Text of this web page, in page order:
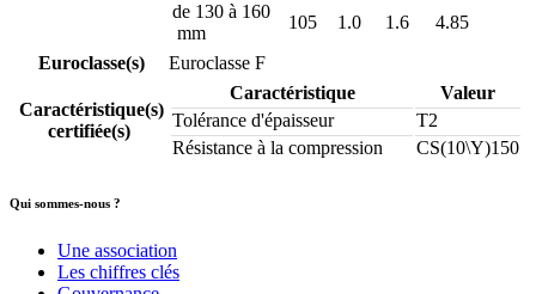
de 130 à 160
mm
105 1.0 1.6
4.85
Euroclasse(s)
Euroclasse F
Caractéristique(s)
certifiée(s)
Caractéristique
Valeur
Tolérance d'épaisseur
T2
Résistance à la compression
CS(10\Y)150
Qui sommes-nous ?
Une association
Les chiffres clés